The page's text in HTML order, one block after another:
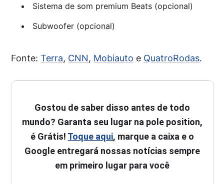
Sistema de som premium Beats (opcional)
Subwoofer (opcional)
Fonte:Terra, CNN, Mobiauto e QuatroRodas.
Gostou de saber disso antes de todo
mundo? Garanta seu lugar na pole position,
é Grátis! Toque aqui, marque a caixa e o
Google entregará nossas notícias sempre
em primeiro lugar para você